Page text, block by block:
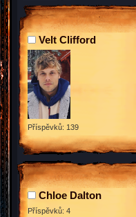
Velt Clifford
Příspěvků: 139
Chloe Dalton
Příspěvků: 4